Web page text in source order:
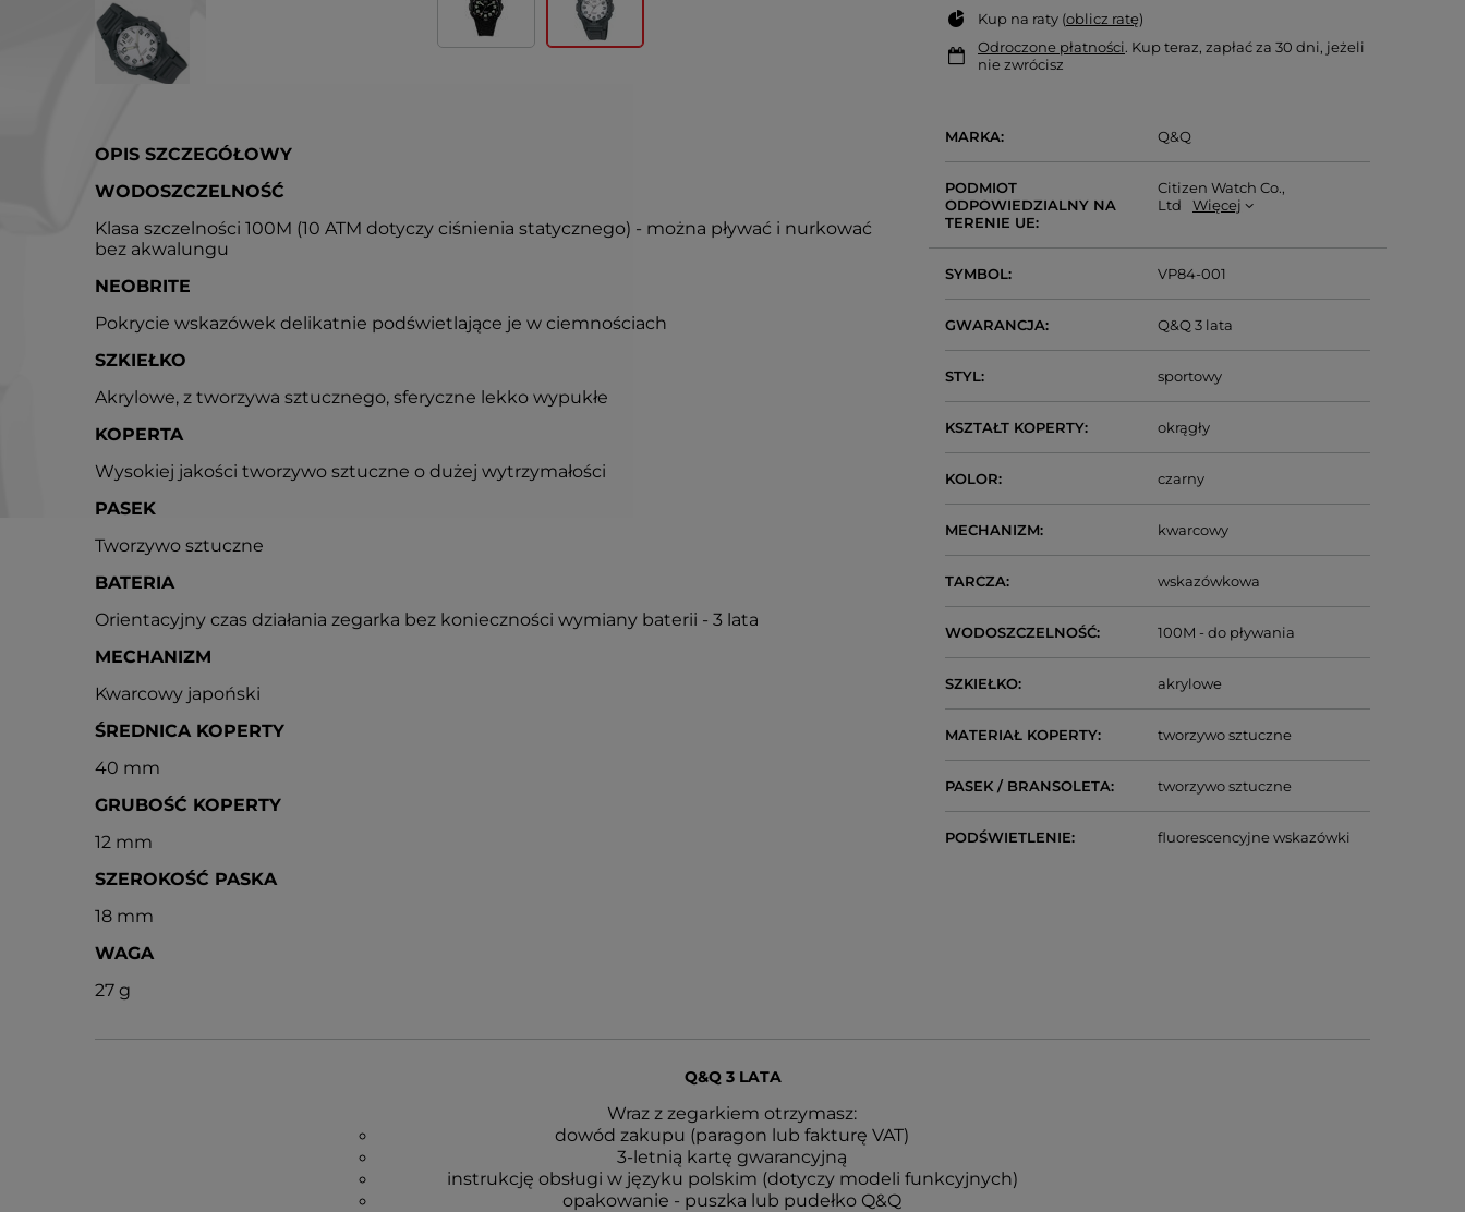
Kup na raty (oblicz ratę)
Odroczone płatności. Kup teraz, zapłać za 30 dni, jeżeli
nie zwrócisz
OPIS SZCZEGÓŁOWY
WODOSZCZELNOŚĆ
Klasa szczelności 100M (10 ATM dotyczy ciśnienia statycznego) - można pływać i nurkować
bez akwalungu
NEOBRITE
Pokrycie wskazówek delikatnie podświetlające je w ciemnościach
SZKIEŁKO
Akrylowe, z tworzywa sztucznego, sferyczne lekko wypukłe
KOPERTA
Wysokiej jakości tworzywo sztuczne o dużej wytrzymałości
PASEK
Tworzywo sztuczne
BATERIA
Orientacyjny czas działania zegarka bez konieczności wymiany baterii - 3 lata
MECHANIZM
Kwarcowy japoński
ŚREDNICA KOPERTY
40 mm
GRUBOŚĆ KOPERTY
12 mm
SZEROKOŚĆ PASKA
18 mm
WAGA
27 g
MARKA Q&Q
PODMIOT
ODPOWIEDZIALNY NA
TERENIE UE
Citizen Watch Co.,
Ltd
Więcej
SYMBOL VP84-001
GWARANCJA Q&Q 3 lata
STYL sportowy
KSZTAŁT KOPERTY okrągły
KOLOR czarny
MECHANIZM kwarcowy
TARCZA wskazówkowa
WODOSZCZELNOŚĆ 100M - do pływania
SZKIEŁKO akrylowe
MATERIAŁ KOPERTY tworzywo sztuczne
PASEK / BRANSOLETA tworzywo sztuczne
PODŚWIETLENIE fluorescencyjne wskazówki
Q&Q 3 LATA
Wraz z zegarkiem otrzymasz:
dowód zakupu (paragon lub fakturę VAT)
3-letnią kartę gwarancyjną
instrukcję obsługi w języku polskim (dotyczy modeli funkcyjnych)
opakowanie - puszka lub pudełko Q&Q